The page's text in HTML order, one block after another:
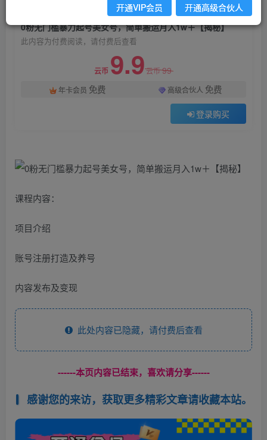
0粉无门槛暴力起号美女号，简单搬运月入1w＋【揭秘】
此内容为付费阅读，请付费后查看
云币 9.9云币99
年卡会员 免费 高级合伙人 免费
登录购买
课程内容：
项目介绍
账号注册打造及养号
内容发布及变现
此处内容已隐藏，请付费后查看
------本页内容已结束，喜欢请分享------
感谢您的来访，获取更多精彩文章请收藏本站。
开通VIP会员 开通高级合伙人